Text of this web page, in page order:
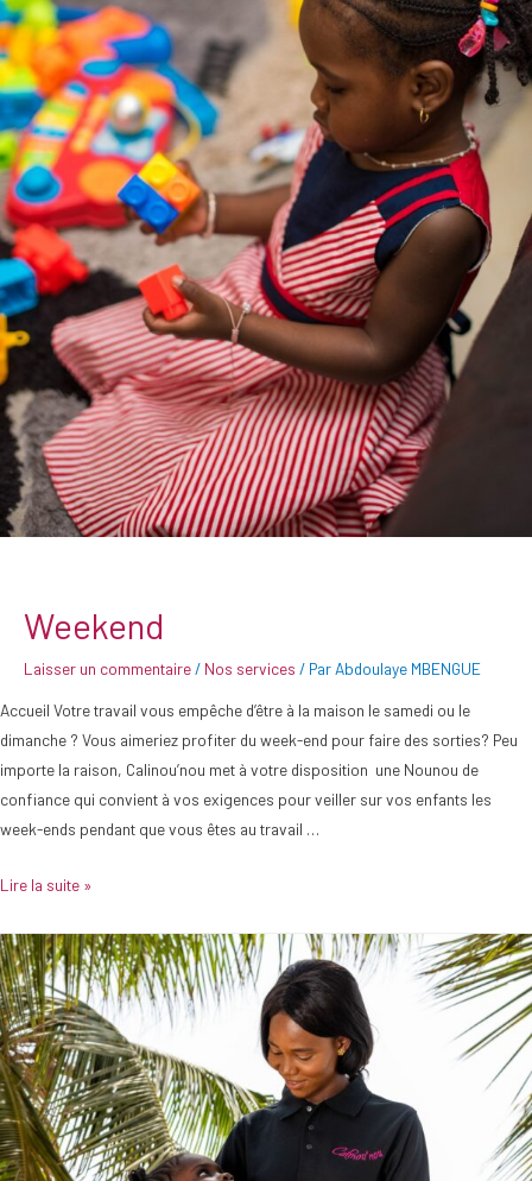
Weekend
Laisser un commentaire/ Nos services / Par Abdoulaye MBENGUE
Accueil Votre travail vous empêche d’être à la maison le samedi ou le
dimanche ? Vous aimeriez profiter du week-end pour faire des sorties? Peu
importe la raison, Calinou’nou met à votre disposition une Nounou de
confiance qui convient à vos exigences pour veiller sur vos enfants les
week-ends pendant que vous êtes au travail …
Lire la suite »